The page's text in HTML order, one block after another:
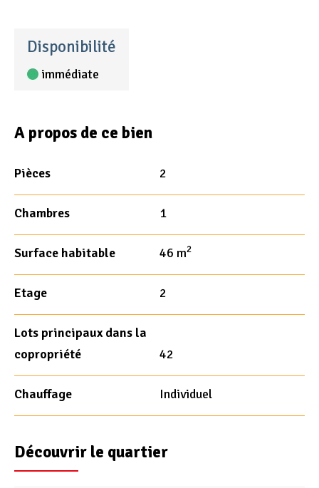
Disponibilité
immédiate
A propos de ce bien
Pièces 2
Chambres 1
Surface habitable 46 m2
Etage 2
Lots principaux dans la
copropriété
42
Chauffage Individuel
Découvrir le quartier